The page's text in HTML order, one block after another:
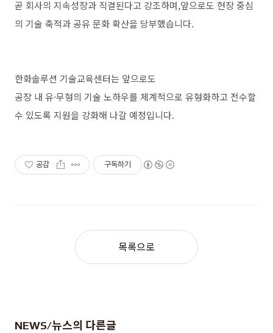
곧 회사의 지속성장과 직결된다고 강조하며,앞으로도 현장중심
의 기술 축적과공유문화 확산을 당부했습니다.
한화솔루션 기술교육센터는 앞으로도
공장 내 유·무형의 기술 노하우를 체계적으로 유형화하고 전수할
수 있도록 지원을 강화해 나갈 예정입니다.
공감 구독하기
목록으로
NEWS/뉴스의 다른글